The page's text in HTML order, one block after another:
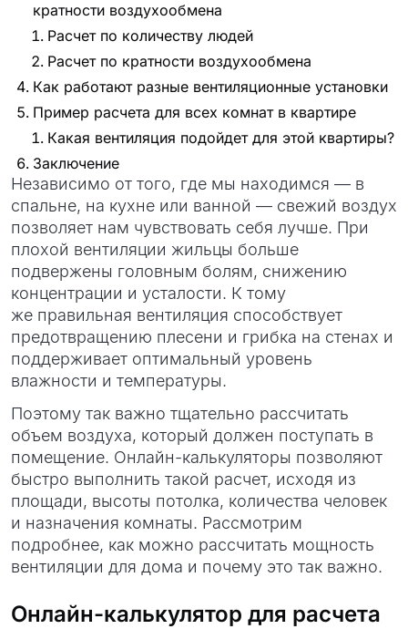
кратности воздухообмена
Расчет по количеству людей
Расчет по кратности воздухообмена
Как работают разные вентиляционные установки
Пример расчета для всех комнат в квартире
Какая вентиляция подойдет для этой квартиры?
Заключение
Независимо от того, где мы находимся — в
спальне, на кухне или ванной — свежий воздух
позволяет нам чувствовать себя лучше. При
плохой вентиляции жильцы больше
подвержены головным болям, снижению
концентрации и усталости. К тому
же правильная вентиляция способствует
предотвращению плесени и грибка на стенах и
поддерживает оптимальный уровень
влажности и температуры.
Поэтому так важно тщательно рассчитать
объем воздуха, который должен поступать в
помещение. Онлайн-калькуляторы позволяют
быстро выполнить такой расчет, исходя из
площади, высоты потолка, количества человек
и назначения комнаты. Рассмотрим
подробнее, как можно рассчитать мощность
вентиляции для дома и почему это так важно.
Онлайн-калькулятор для расчета